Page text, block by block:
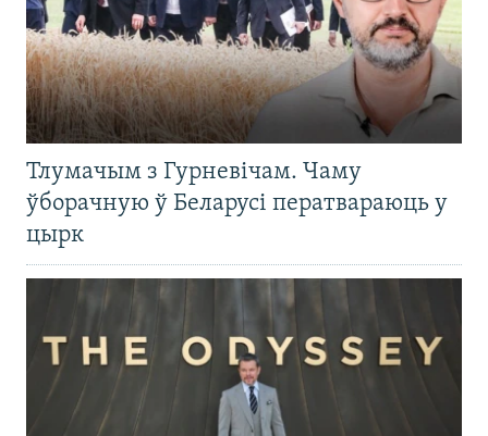
Тлумачым з Гурневічам. Чаму
ўборачную ў Беларусі ператвараюць у
цырк